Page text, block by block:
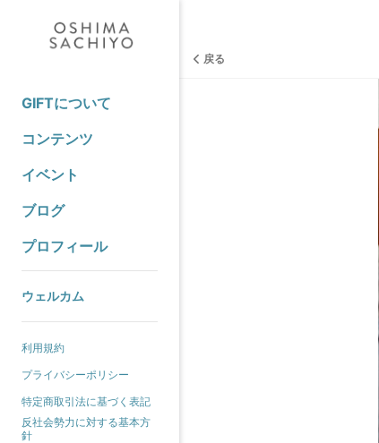
GIFTについて
コンテンツ
イベント
ブログ
プロフィール
ウェルカム
利用規約
プライバシーポリシー
特定商取引法に基づく表記
反社会勢力に対する基本方
針
戻る